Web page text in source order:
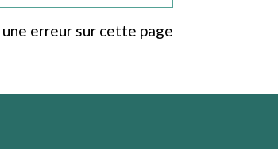
erreur sur cette page